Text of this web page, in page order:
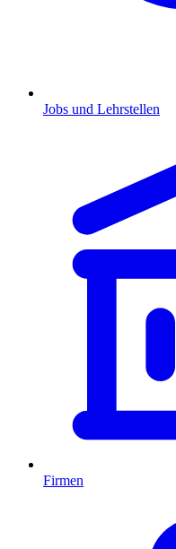
Jobs und Lehrstellen
Firmen